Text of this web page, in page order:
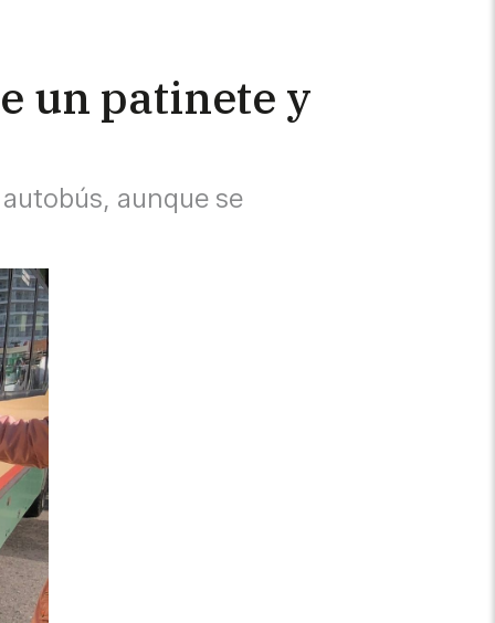
un patinete y
aunque se